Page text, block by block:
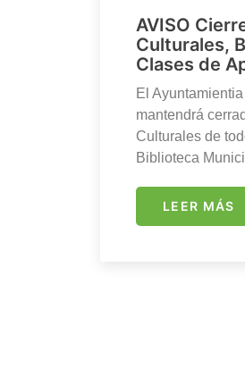
AVISO
Culturales,
Clases de
El
mantendrá
Culturales de
Biblioteca
LEER MÁS